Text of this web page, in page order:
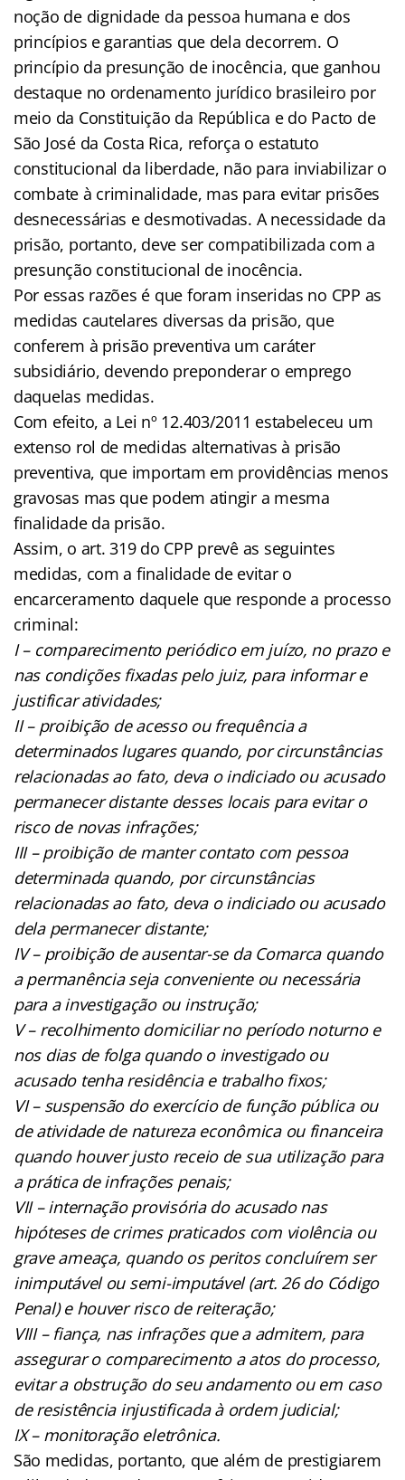
noção de dignidade da pessoa humana e dos
princípios e garantias que dela decorrem. O
princípio da presunção de inocência, que ganhou
destaque no ordenamento jurídico brasileiro por
meio da Constituição da República e do Pacto de
São José da Costa Rica, reforça o estatuto
constitucional da liberdade, não para inviabilizar o
combate à criminalidade, mas para evitar prisões
desnecessárias e desmotivadas. A necessidade da
prisão, portanto, deve ser compatibilizada com a
presunção constitucional de inocência.
Por essas razões é que foram inseridas no CPP as
medidas cautelares diversas da prisão, que
conferem à prisão preventiva um caráter
subsidiário, devendo preponderar o emprego
daquelas medidas.
Com efeito, a Lei nº 12.403/2011 estabeleceu um
extenso rol de medidas alternativas à prisão
preventiva, que importam em providências menos
gravosas mas que podem atingir a mesma
finalidade da prisão.
Assim, o art. 319 do CPP prevê as seguintes
medidas, com a finalidade de evitar o
encarceramento daquele que responde a processo
criminal:
I – comparecimento periódico em juízo, no prazo e
nas condições fixadas pelo juiz, para informar e
justificar atividades;
II – proibição de acesso ou frequência a
determinados lugares quando, por circunstâncias
relacionadas ao fato, deva o indiciado ou acusado
permanecer distante desses locais para evitar o
risco de novas infrações;
III – proibição de manter contato com pessoa
determinada quando, por circunstâncias
relacionadas ao fato, deva o indiciado ou acusado
dela permanecer distante;
IV – proibição de ausentar-se da Comarca quando
a permanência seja conveniente ou necessária
para a investigação ou instrução;
V – recolhimento domiciliar no período noturno e
nos dias de folga quando o investigado ou
acusado tenha residência e trabalho fixos;
VI – suspensão do exercício de função pública ou
de atividade de natureza econômica ou financeira
quando houver justo receio de sua utilização para
a prática de infrações penais;
VII – internação provisória do acusado nas
hipóteses de crimes praticados com violência ou
grave ameaça, quando os peritos concluírem ser
inimputável ou semi-imputável (art. 26 do Código
Penal) e houver risco de reiteração;
VIII – fiança, nas infrações que a admitem, para
assegurar o comparecimento a atos do processo,
evitar a obstrução do seu andamento ou em caso
de resistência injustificada à ordem judicial;
IX – monitoração eletrônica.
São medidas, portanto, que além de prestigiarem